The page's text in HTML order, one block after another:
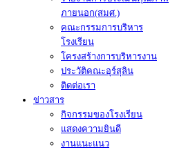
ภายนอก(สมศ.)
คณะกรรมการบริหาร
โรงเรียน
โครงสร้างการบริหารงาน
ประวัติคณะอุร์สุลิน
ติดต่อเรา
ข่าวสาร
กิจกรรมของโรงเรียน
แสดงความยินดี
งานแนะแนว